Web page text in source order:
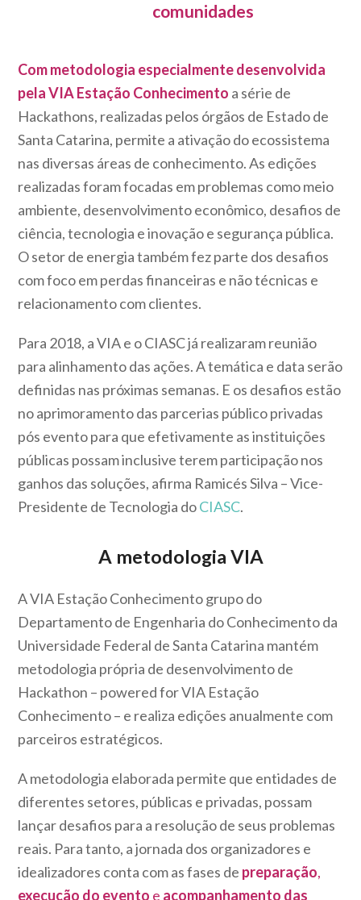
comunidades
Com metodologia especialmente desenvolvida
pela VIA Estação Conhecimento a série de
Hackathons, realizadas pelos órgãos de Estado de
Santa Catarina, permite a ativação do ecossistema
nas diversas áreas de conhecimento. As edições
realizadas foram focadas em problemas como meio
ambiente, desenvolvimento econômico, desafios de
ciência, tecnologia e inovação e segurança pública.
O setor de energia também fez parte dos desafios
com foco em perdas financeiras e não técnicas e
relacionamento com clientes.
Para 2018, a VIA e o CIASC já realizaram reunião
para alinhamento das ações. A temática e data serão
definidas nas próximas semanas. E os desafios estão
no aprimoramento das parcerias público privadas
pós evento para que efetivamente as instituições
públicas possam inclusive terem participação nos
ganhos das soluções, afirma Ramicés Silva – Vice-
Presidente de Tecnologia doCIASC.
A metodologia VIA
A VIA Estação Conhecimento grupo do
Departamento de Engenharia do Conhecimento da
Universidade Federal de Santa Catarina mantém
metodologia própria de desenvolvimento de
Hackathon – powered for VIA Estação
Conhecimento – e realiza edições anualmente com
parceiros estratégicos.
A metodologia elaborada permite que entidades de
diferentes setores, públicas e privadas, possam
lançar desafios para a resolução de seus problemas
reais. Para tanto, a jornada dos organizadores e
idealizadores conta com as fases de preparação,
execução do evento e acompanhamento das